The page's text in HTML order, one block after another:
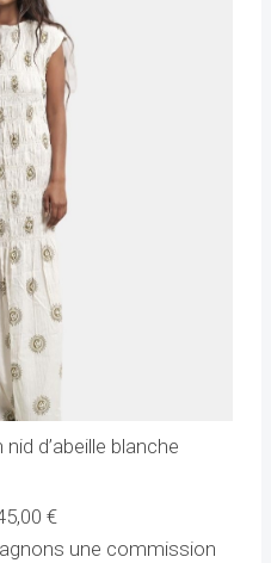
d’abeille blanche
€
une commission